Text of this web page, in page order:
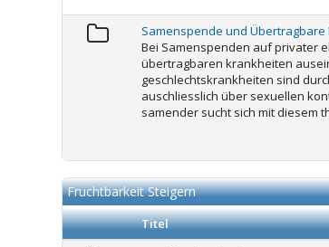
Samenspende und Übertragbare
Bei Samenspenden auf privater
übertragbaren krankheiten
geschlechtskrankheiten sind
auschliesslich über sexuellen
samender sucht sich mit diesem
Fruchtbarkeit Steigern
Titel